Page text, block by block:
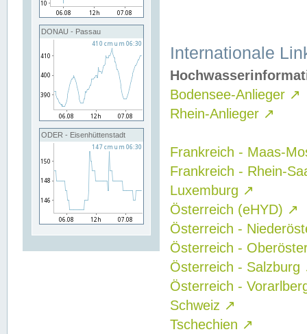
DONAU - Passau
ODER - Eisenhüttenstadt
Internationale
Bodensee-Anlieger ↗
Rhein-Anlieger ↗
Frankreich - Maas-
Frankreich - Rhein-
Luxemburg ↗
Österreich (eHYD) ↗
Österreich -
Österreich -
Österreich - Salzburg
Österreich -
Schweiz ↗
Tschechien ↗